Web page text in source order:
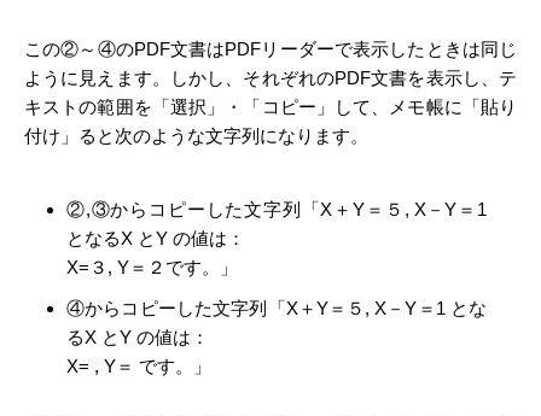
この②～④のPDF文書はPDFリーダーで表示したときは同じ
ように見えます。しかし、それぞれのPDF文書を表示し、テ
キストの範囲を「選択」・「コピー」して、メモ帳に「貼り
付け」ると次のような文字列になります。
②,③からコピーした文字列「X＋Y＝５, X－Y＝1
となるX とY の値は：
X=３, Y＝２です。」
④からコピーした文字列「X＋Y＝５, X－Y＝1 とな
るX とY の値は：
X= , Y＝ です。」